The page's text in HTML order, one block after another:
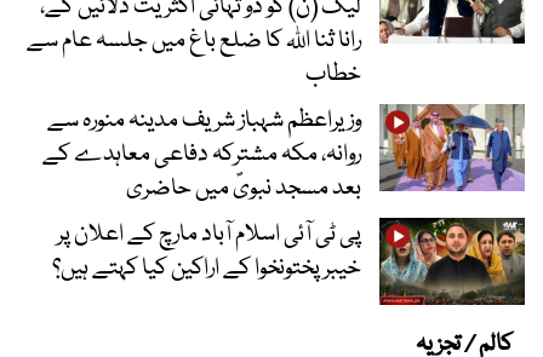
رانا ثنا اللہ کا ضلع باغ میں جلسہ عام سے
خطاب
وزیراعظم شہباز شریف مدینہ منورہ سے
روانہ، مکہ مشترکہ دفاعی معاہدے کے
بعد مسجد نبویؐ میں حاضری
پی ٹی آئی اسلام آباد مارچ کے اعلان پر
خیبر پختونخوا کے اراکین کیا کہتے ہیں؟
کالم / تجزیہ